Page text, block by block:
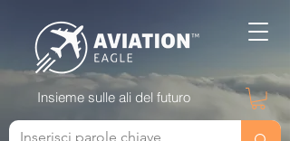
Insieme sulle ali del futuro